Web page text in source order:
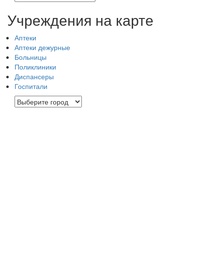
Учреждения на карте
Аптеки
Аптеки дежурные
Больницы
Поликлиники
Диспансеры
Госпитали